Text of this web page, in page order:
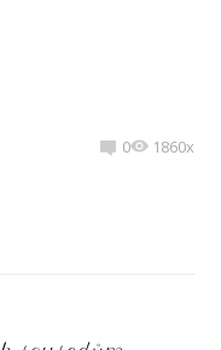
0 1860x